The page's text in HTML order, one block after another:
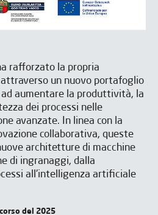
rafforzato la propria
un nuovo portafoglio
aumentare la produttività, la
dei processi nelle
avanzate. In linea con la
collaborativa, queste
architetture di macchine
di ingranaggi, dalla
all'intelligenza artificiale
del 2025